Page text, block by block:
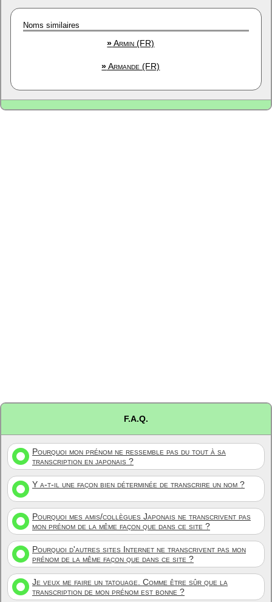
Noms similaires
»Armin (FR)
»Armande (FR)
F.A.Q.
Pourquoi mon prénom ne ressemble pas du tout à sa
transcription en japonais ?
Y a-t-il une façon bien déterminée de transcrire un nom ?
Pourquoi mes amis/collègues Japonais ne transcrivent pas
mon prénom de la même façon que dans ce site ?
Pourquoi d'autres sites Internet ne transcrivent pas mon
prénom de la même façon que dans ce site ?
Je veux me faire un tatouage. Comme être sûr que la
transcription de mon prénom est bonne ?